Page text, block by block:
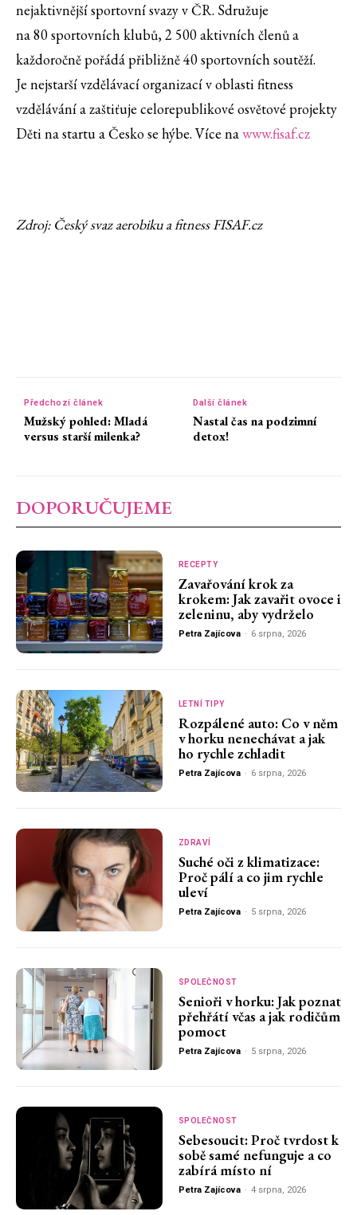
nejaktivnější sportovní svazy v ČR. Sdružuje
na 80 sportovních klubů, 2 500 aktivních členů a
každoročně pořádá přibližně 40 sportovních soutěží.
Je nejstarší vzdělávací organizací v oblasti fitness
vzdělávání a zaštiťuje celorepublikové osvětové projekty
Děti na startu a Česko se hýbe. Více nawww.fisaf.cz
Zdroj: Český svaz aerobiku a fitness FISAF.cz
Předchozí článek
Mužský pohled: Mladá
versus starší milenka?
Další článek
Nastal čas na podzimní
detox!
DOPORUČUJEME
RECEPTY
Zavařování krok za
krokem: Jak zavařit ovoce i
zeleninu, aby vydrželo
Petra Zajícova - 6 srpna, 2026
LETNÍ TIPY
Rozpálené auto: Co v něm
v horku nenechávat a jak
ho rychle zchladit
Petra Zajícova - 6 srpna, 2026
ZDRAVÍ
Suché oči z klimatizace:
Proč pálí a co jim rychle
uleví
Petra Zajícova - 5 srpna, 2026
SPOLEČNOST
Senioři v horku: Jak poznat
přehřátí včas a jak rodičům
pomoct
Petra Zajícova - 5 srpna, 2026
SPOLEČNOST
Sebesoucit: Proč tvrdost k
sobě samé nefunguje a co
zabírá místo ní
Petra Zajícova - 4 srpna, 2026